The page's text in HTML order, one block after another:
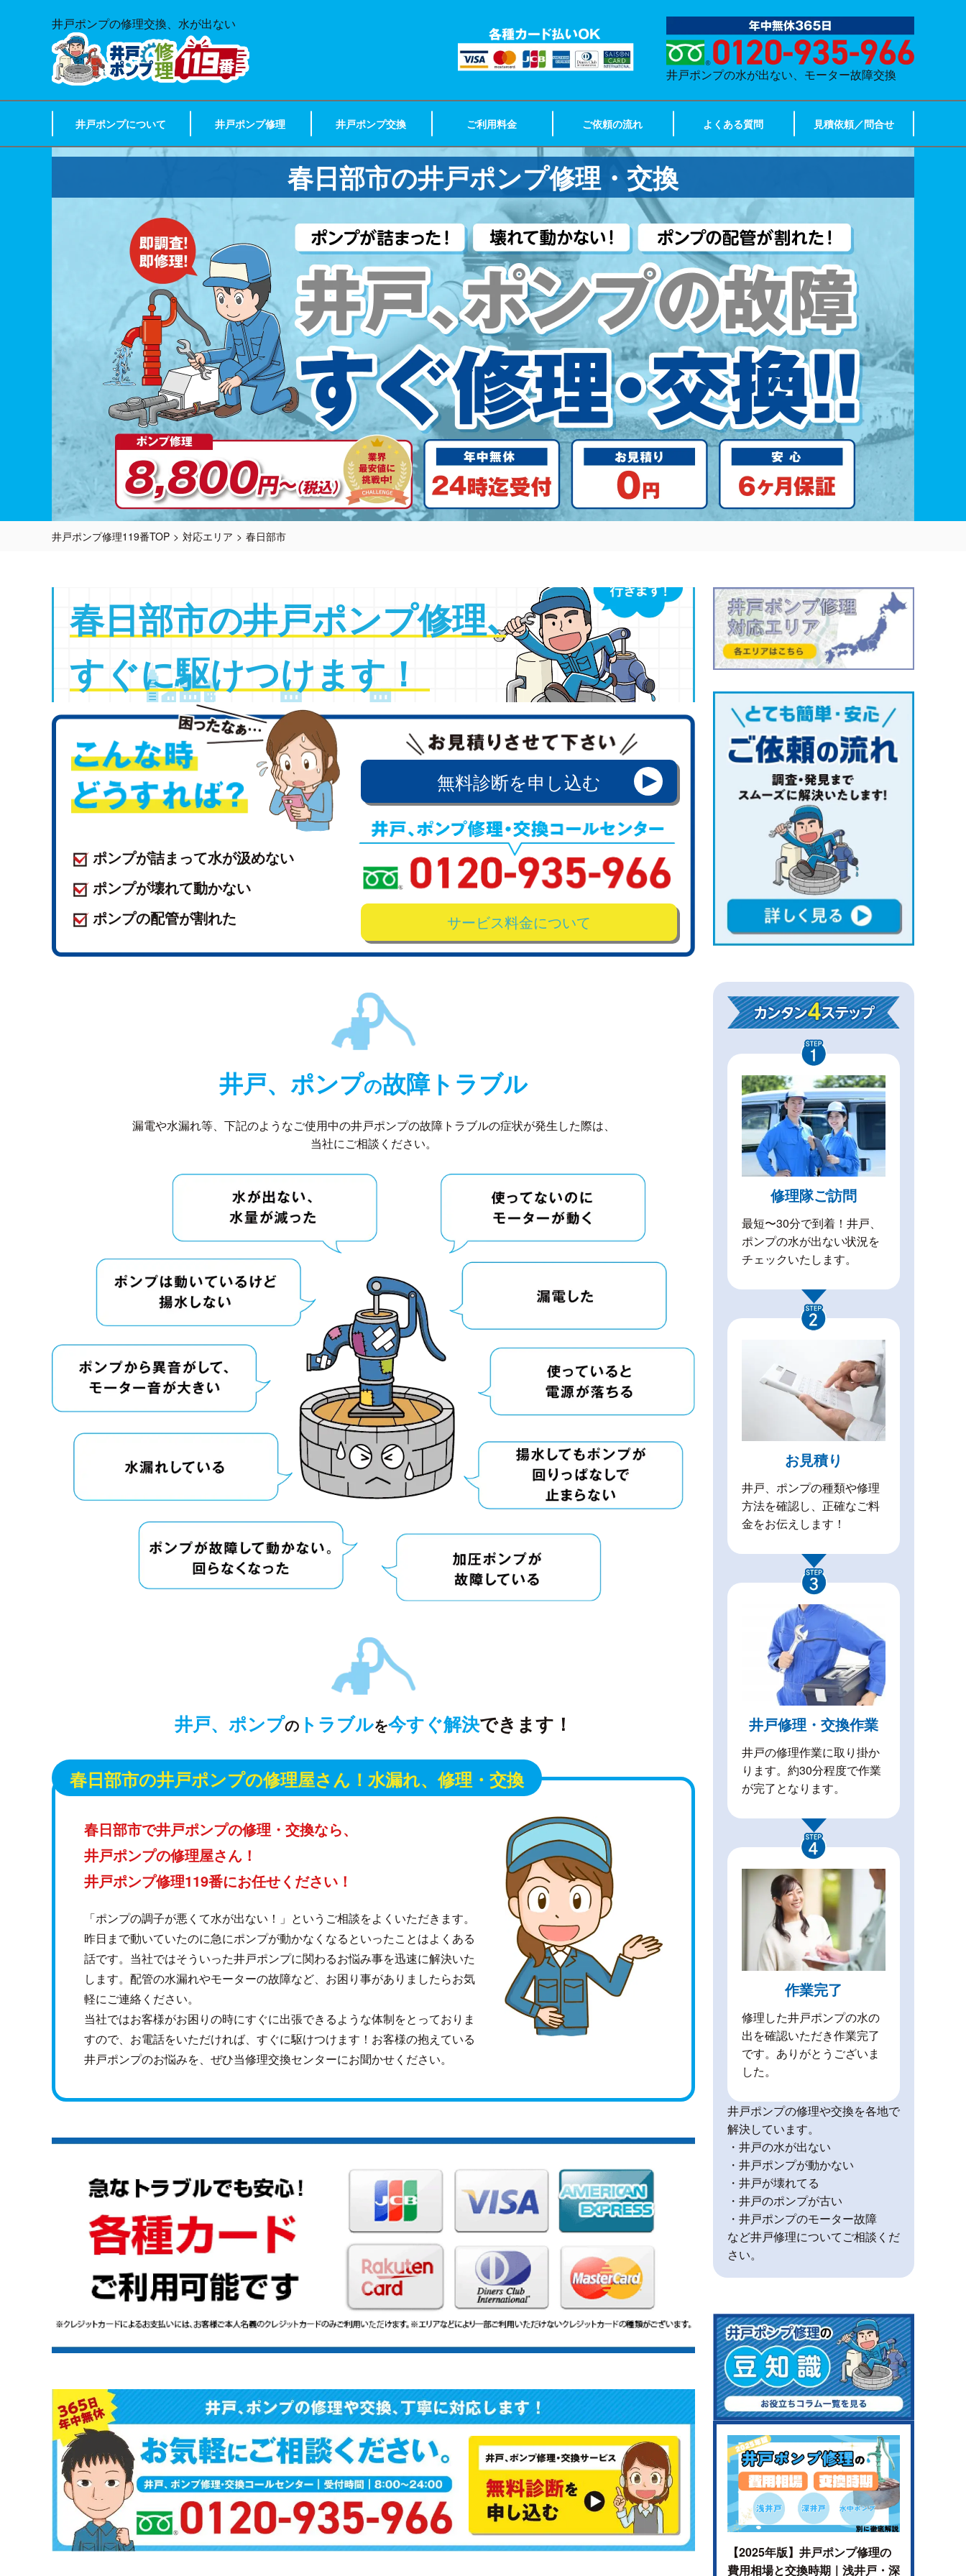
井戸ポンプの修理交換、水が出ない
井戸ポンプの水が出ない、モーター故障交換
井戸ポンプについて 井戸ポンプ修理 井戸ポンプ交換 ご利用料金 ご依頼の流れ よくある質問 見積依頼／問合せ
春日部市の井戸ポンプ修理・交換
井戸ポンプ修理119番TOP 対応エリア 春日部市
春日部市の井戸ポンプ修理、
すぐに駆けつけます！
ポンプが詰まって水が汲めない
ポンプが壊れて動かない
ポンプの配管が割れた
無料診断を申し込む
サービス料金について
井戸、ポンプの故障トラブル
漏電や水漏れ等、下記のようなご使用中の井戸ポンプの故障トラブルの症状が発生した際は、
当社にご相談ください。
井戸、ポンプの トラブルを今すぐ解決できます！
春日部市の井戸ポンプの修理屋さん！ 水漏れ、修理・交換
春日部市で井戸ポンプの修理・交換なら、
井戸ポンプの修理屋さん！
井戸ポンプ修理119番にお任せください！
「ポンプの調子が悪くて水が出ない！」というご相談をよくいただきます。
昨日まで動いていたのに急にポンプが動かなくなるといったことはよくある
話です。当社ではそういった井戸ポンプに関わるお悩み事を迅速に解決いた
します。配管の水漏れやモーターの故障など、お困り事がありましたらお気
軽にご連絡ください。
当社ではお客様がお困りの時にすぐに出張できるような体制をとっておりま
すので、お電話をいただければ、すぐに駆けつけます！お客様の抱えている
井戸ポンプのお悩みを、ぜひ当修理交換センターにお聞かせください。
修理隊ご訪問
最短〜30分で到着！井戸、
ポンプの水が出ない状況を
チェックいたします。
お見積り
井戸、ポンプの種類や修理
方法を確認し、正確なご料
金をお伝えします！
井戸修理・交換作業
井戸の修理作業に取り掛か
ります。約30分程度で作業
が完了となります。
作業完了
修理した井戸ポンプの水の
出を確認いただき作業完了
です。ありがとうございま
した。
井戸ポンプの修理や交換を各地で
解決しています。
・井戸の水が出ない
・井戸ポンプが動かない
・井戸が壊れてる
・井戸のポンプが古い
・井戸ポンプのモーター故障
など井戸修理についてご相談くだ
さい。
【2025年版】井戸ポンプ修理の
費用相場と交換時期｜浅井戸・深